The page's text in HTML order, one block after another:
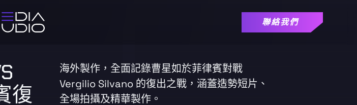
聯絡我們
復
海外製作，全面記錄曹星如於菲律賓對戰
Vergilio Silvano 的復出之戰，涵蓋造勢短片、
全場拍攝及精華製作。